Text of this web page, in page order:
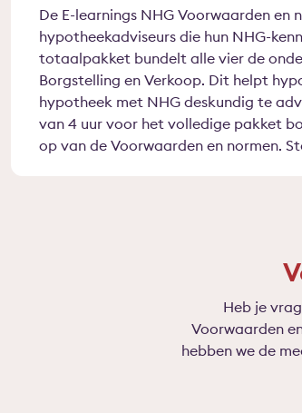
De E-learnings NHG Voorwaarden
hypotheekadviseurs die hun NHG-
totaalpakket bundelt alle vier de
Borgstelling en Verkoop. Dit helpt
hypotheek met NHG deskundig te
van 4 uur voor het volledige pakket
op van de Voorwaarden en normen.
Heb je
Voorwaarden
hebben we de